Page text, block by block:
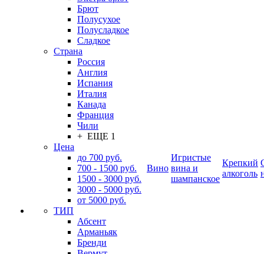
Брют
Полусухое
Полусладкое
Сладкое
Страна
Россия
Англия
Испания
Италия
Канада
Франция
Чили
+ ЕЩЕ 1
Цена
до 700 руб.
700 - 1500 руб.
1500 - 3000 руб.
3000 - 5000 руб.
от 5000 руб.
ТИП
Абсент
Арманьяк
Бренди
Вино
Игристые
вина и
шампанское
Крепкий
алкоголь